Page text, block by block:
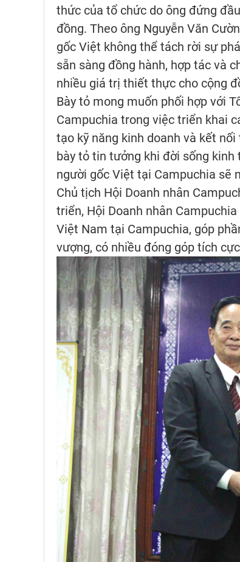
thức của tổ chức do ông đứng
đồng. Theo ông Nguyễn Văn
gốc Việt không thể tách rời sự
sẵn sàng đồng hành, hợp tác và
nhiều giá trị thiết thực cho cộng
Bày tỏ mong muốn phối hợp với
Campuchia trong việc triển khai
tạo kỹ năng kinh doanh và kết
bày tỏ tin tưởng khi đời sống kinh
người gốc Việt tại Campuchia sẽ
Chủ tịch Hội Doanh nhân
triển, Hội Doanh nhân
Việt Nam tại Campuchia, góp
vượng, có nhiều đóng góp tích